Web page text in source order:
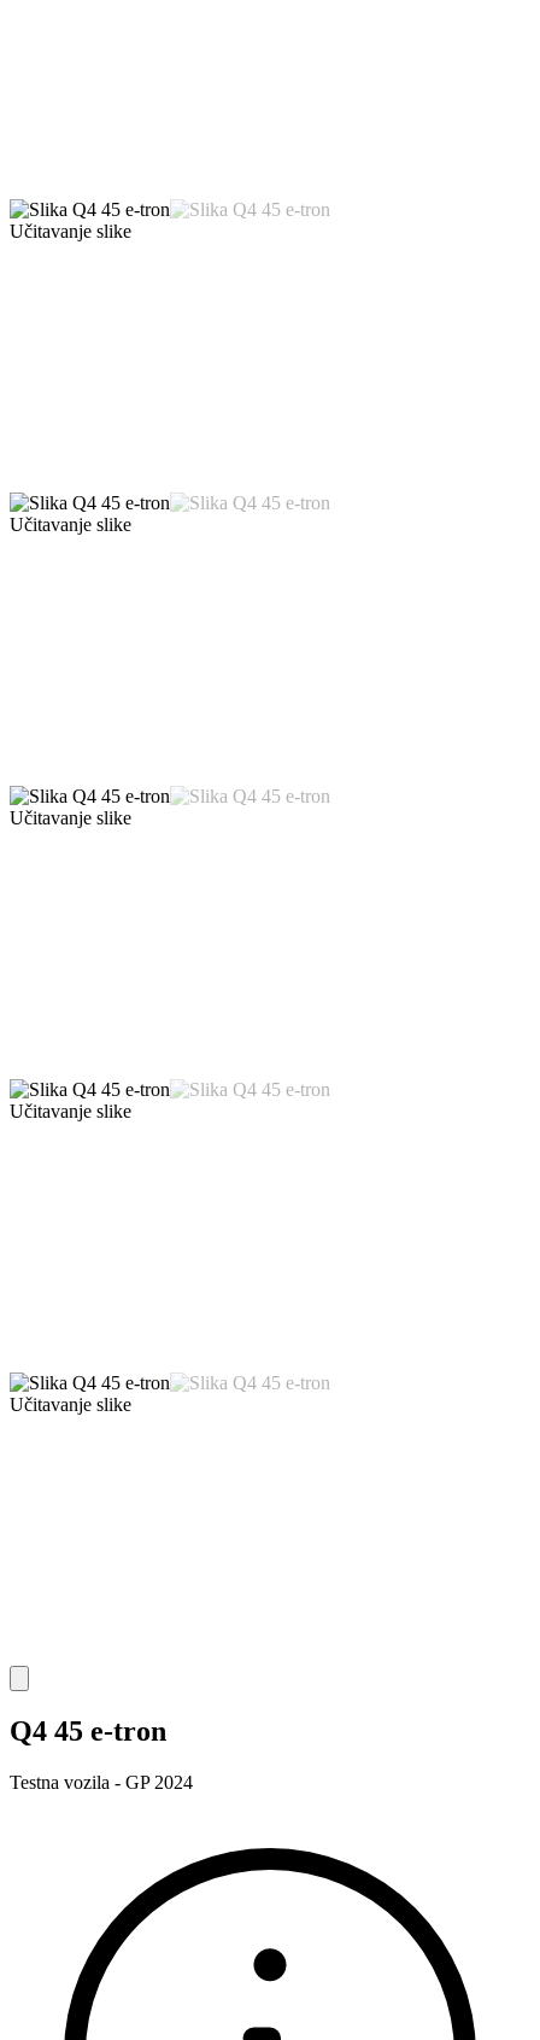
Učitavanje slike
Učitavanje slike
Učitavanje slike
Učitavanje slike
Učitavanje slike
Q4 45 e-tron
Testna vozila - GP 2024